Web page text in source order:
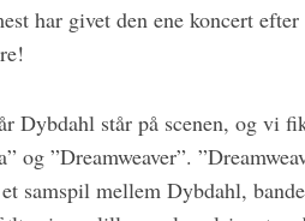
har givet den ene koncert
Dybdahl står på scenen, og vi
og ”Dreamweaver”.
samspil mellem Dybdahl,